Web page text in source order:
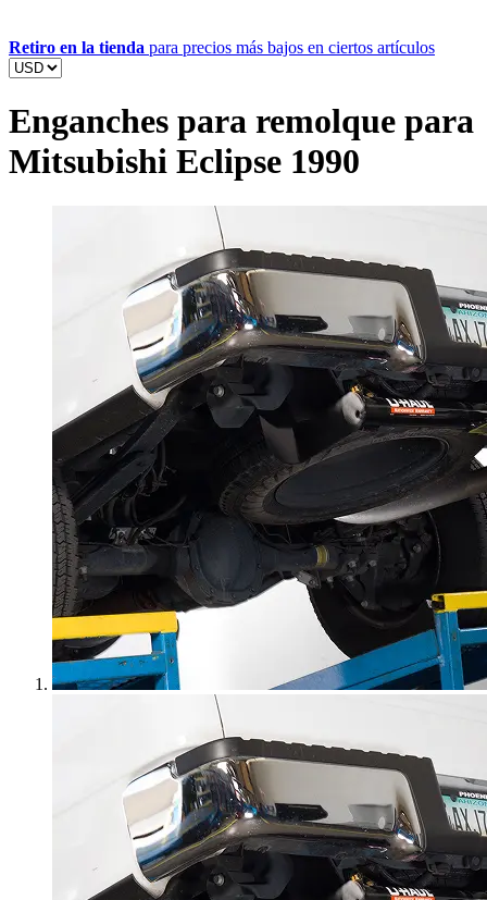
Retiro en la tienda para precios más bajos en ciertos artículos
Enganches para remolque para
Mitsubishi Eclipse 1990